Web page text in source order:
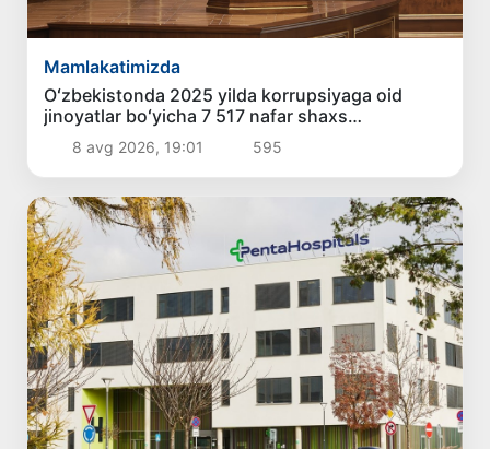
Mamlakatimizda
Oʻzbekistonda 2025 yilda korrupsiyaga oid
jinoyatlar boʻyicha 7 517 nafar shaxs
javobgarlikka tortilgan
8 avg 2026, 19:01 595